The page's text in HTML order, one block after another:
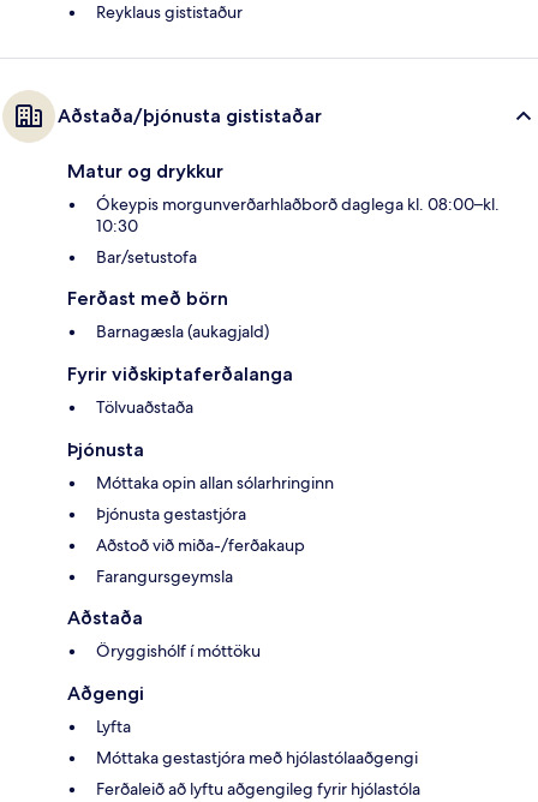
Reyklaus gististaður
Aðstaða/þjónusta gististaðar
Matur og drykkur
Ókeypis morgunverðarhlaðborð daglega kl. 08:00–kl.
10:30
Bar/setustofa
Ferðast með börn
Barnagæsla (aukagjald)
Fyrir viðskiptaferðalanga
Tölvuaðstaða
Þjónusta
Móttaka opin allan sólarhringinn
Þjónusta gestastjóra
Aðstoð við miða-/ferðakaup
Farangursgeymsla
Aðstaða
Öryggishólf í móttöku
Aðgengi
Lyfta
Móttaka gestastjóra með hjólastólaaðgengi
Ferðaleið að lyftu aðgengileg fyrir hjólastóla